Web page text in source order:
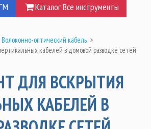
Каталог Все инструменты
Волоконно-оптический кабель >
кабелей в домовой разводке сетей
ДЛЯ ВСКРЫТИЯ
КАБЕЛЕЙ В